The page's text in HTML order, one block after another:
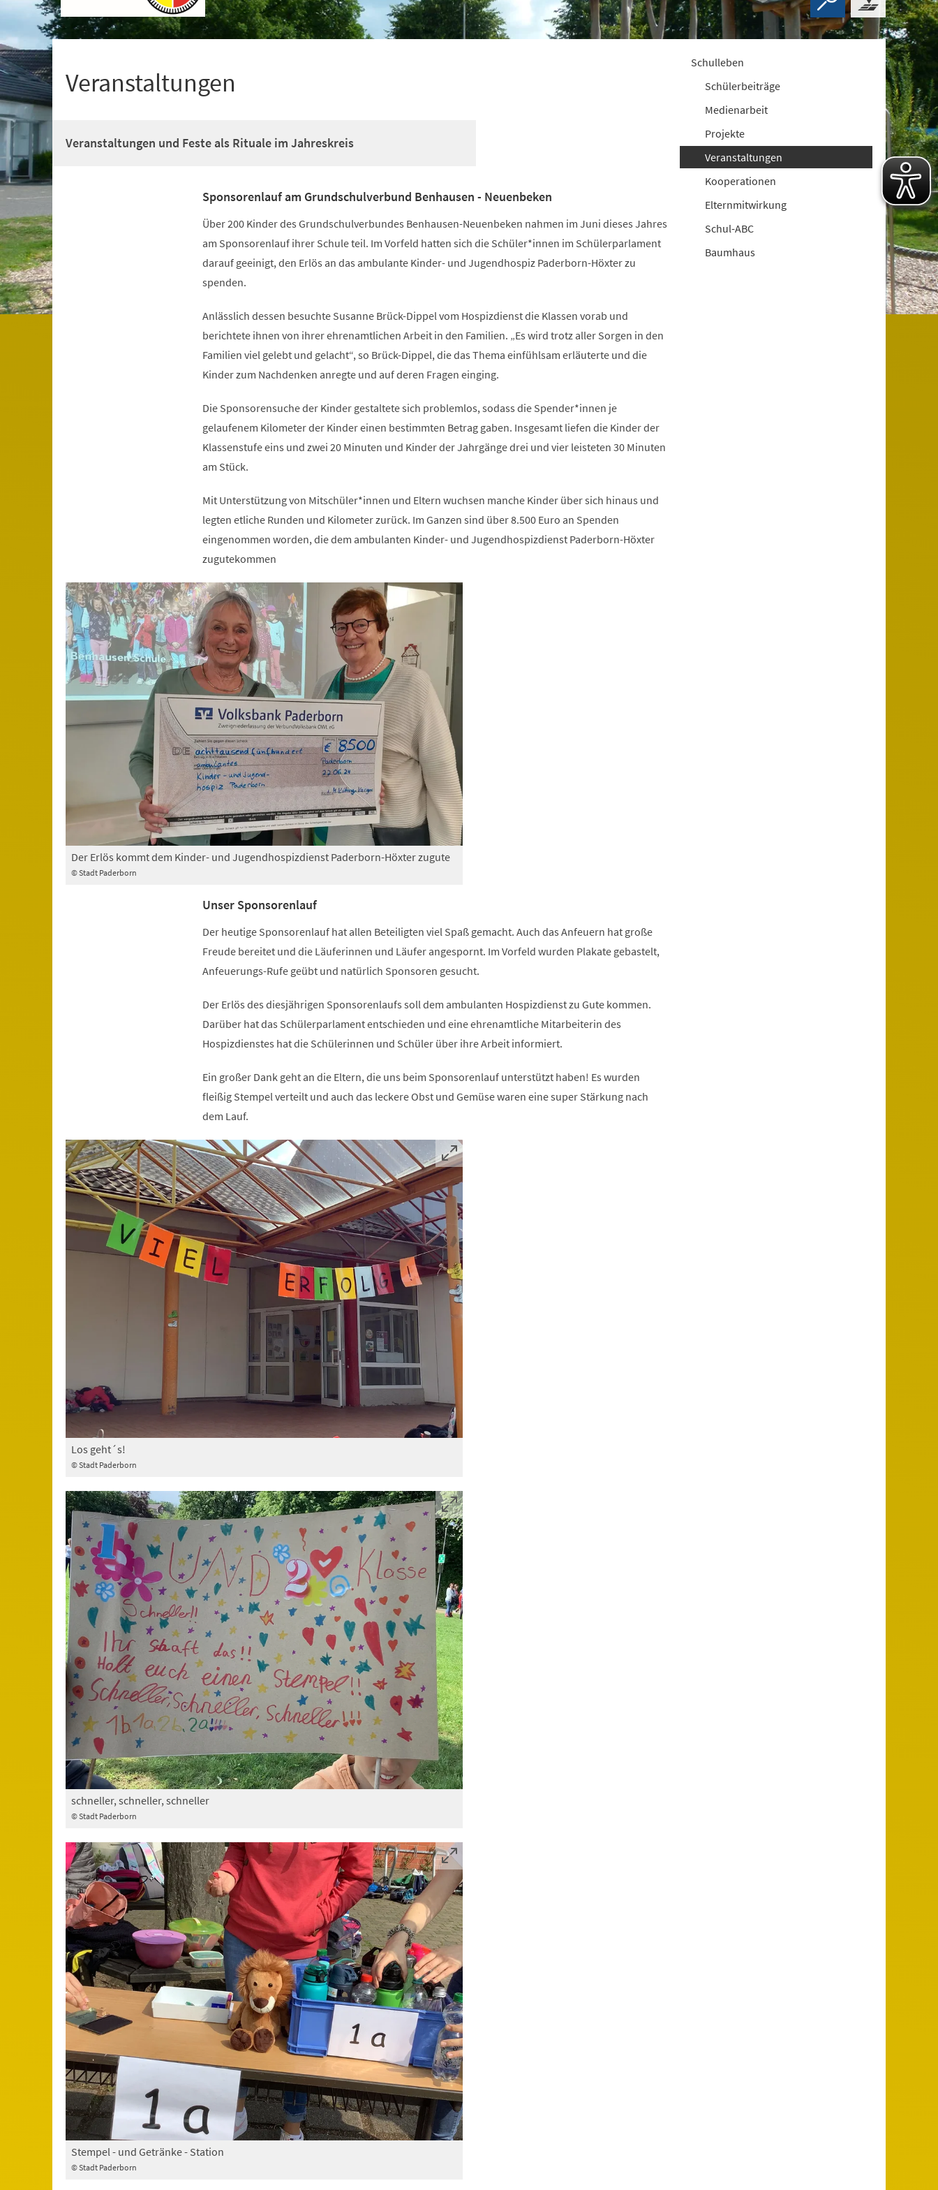
Veranstaltungen
Veranstaltungen und Feste als Rituale im Jahreskreis
Sponsorenlauf am Grundschulverbund Benhausen - Neuenbeken
Über 200 Kinder des Grundschulverbundes Benhausen-Neuenbeken nahmen im Juni dieses Jahres
am Sponsorenlauf ihrer Schule teil. Im Vorfeld hatten sich die Schüler*innen im Schülerparlament
darauf geeinigt, den Erlös an das ambulante Kinder- und Jugendhospiz Paderborn-Höxter zu
spenden.
Anlässlich dessen besuchte Susanne Brück-Dippel vom Hospizdienst die Klassen vorab und
berichtete ihnen von ihrer ehrenamtlichen Arbeit in den Familien. „Es wird trotz aller Sorgen in den
Familien viel gelebt und gelacht“, so Brück-Dippel, die das Thema einfühlsam erläuterte und die
Kinder zum Nachdenken anregte und auf deren Fragen einging.
Die Sponsorensuche der Kinder gestaltete sich problemlos, sodass die Spender*innen je
gelaufenem Kilometer der Kinder einen bestimmten Betrag gaben. Insgesamt liefen die Kinder der
Klassenstufe eins und zwei 20 Minuten und Kinder der Jahrgänge drei und vier leisteten 30 Minuten
am Stück.
Mit Unterstützung von Mitschüler*innen und Eltern wuchsen manche Kinder über sich hinaus und
legten etliche Runden und Kilometer zurück. Im Ganzen sind über 8.500 Euro an Spenden
eingenommen worden, die dem ambulanten Kinder- und Jugendhospizdienst Paderborn-Höxter
zugutekommen
© Stadt Paderborn
Der Erlös kommt dem Kinder- und Jugendhospizdienst Paderborn-Höxter zugute
Unser Sponsorenlauf
Der heutige Sponsorenlauf hat allen Beteiligten viel Spaß gemacht. Auch das Anfeuern hat große
Freude bereitet und die Läuferinnen und Läufer angespornt. Im Vorfeld wurden Plakate gebastelt,
Anfeuerungs-Rufe geübt und natürlich Sponsoren gesucht.
Der Erlös des diesjährigen Sponsorenlaufs soll dem ambulanten Hospizdienst zu Gute kommen.
Darüber hat das Schülerparlament entschieden und eine ehrenamtliche Mitarbeiterin des
Hospizdienstes hat die Schülerinnen und Schüler über ihre Arbeit informiert.
Ein großer Dank geht an die Eltern, die uns beim Sponsorenlauf unterstützt haben! Es wurden
fleißig Stempel verteilt und auch das leckere Obst und Gemüse waren eine super Stärkung nach
dem Lauf.
© Stadt Paderborn
Los geht´s!
© Stadt Paderborn
schneller, schneller, schneller
© Stadt Paderborn
Stempel - und Getränke - Station
Schulleben
Schülerbeiträge
Medienarbeit
Projekte
Veranstaltungen
Kooperationen
Elternmitwirkung
Schul-ABC
Baumhaus